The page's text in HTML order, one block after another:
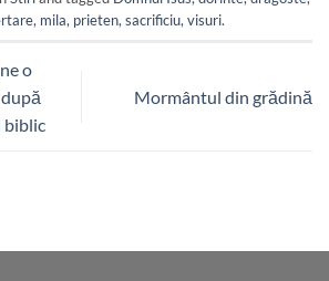
, mila, prieten,sacrificiu,visuri.
o
biblic
Mormântul din grădină